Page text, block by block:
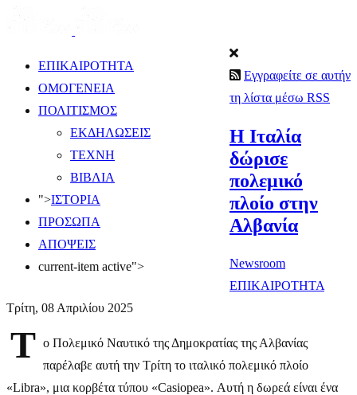
ΕΠΙΚΑΙΡΟΤΗΤΑ
ΟΜΟΓΕΝΕΙΑ
ΠΟΛΙΤΙΣΜΟΣ
ΕΚΔΗΛΩΣΕΙΣ
ΤΕΧΝΗ
ΒΙΒΛΙΑ
">ΙΣΤΟΡΙΑ
ΠΡΟΣΩΠΑ
ΑΠΟΨΕΙΣ
current-item active">
Εγγραφείτε σε αυτήν
τη λίστα μέσω RSS
Η Ιταλία
δώρισε
πολεμικό
πλοίο στην
Αλβανία
Newsroom
ΕΠΙΚΑΙΡΟΤΗΤΑ
Τρίτη, 08 Απριλίου 2025
Τ ο Πολεμικό Ναυτικό της Δημοκρατίας της Αλβανίας
παρέλαβε αυτή την Τρίτη το ιταλικό πολεμικό πλοίο
«Libra», μια κορβέτα τύπου «Casiopea». Αυτή η δωρεά είναι ένα